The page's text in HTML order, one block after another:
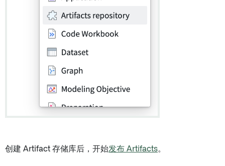
创建 Artifact 存储库后，开始发布 Artifacts。